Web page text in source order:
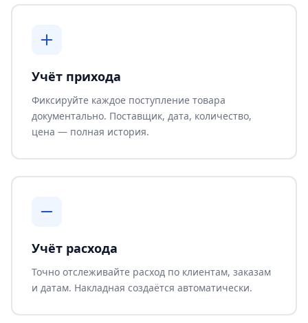
Учёт прихода
Фиксируйте каждое поступление товара
документально. Поставщик, дата, количество,
цена — полная история.
Учёт расхода
Точно отслеживайте расход по клиентам, заказам
и датам. Накладная создаётся автоматически.